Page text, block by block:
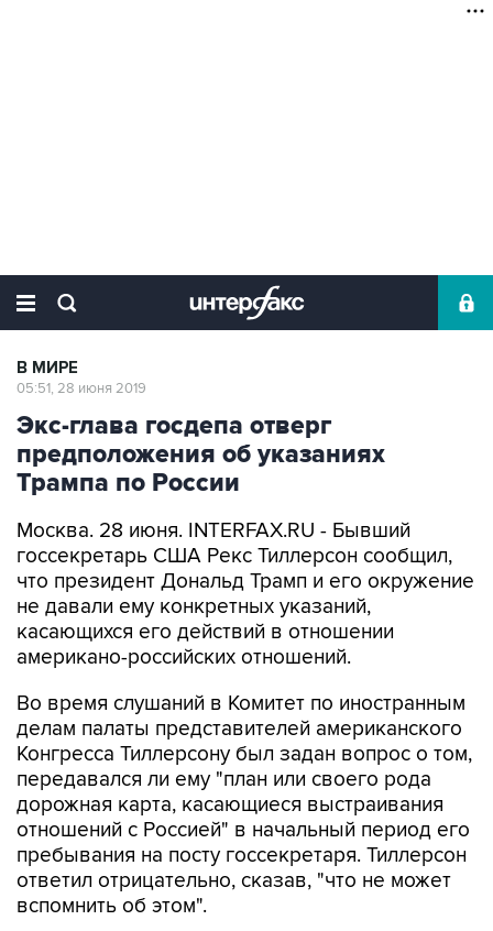
В МИРЕ
05:51, 28 июня 2019
Экс-глава госдепа отверг
предположения об указаниях
Трампа по России
Москва. 28 июня. INTERFAX.RU - Бывший
госсекретарь США Рекс Тиллерсон сообщил,
что президент Дональд Трамп и его окружение
не давали ему конкретных указаний,
касающихся его действий в отношении
американо-российских отношений.
Во время слушаний в Комитет по иностранным
делам палаты представителей американского
Конгресса Тиллерсону был задан вопрос о том,
передавался ли ему "план или своего рода
дорожная карта, касающиеся выстраивания
отношений с Россией" в начальный период его
пребывания на посту госсекретаря. Тиллерсон
ответил отрицательно, сказав, "что не может
вспомнить об этом".